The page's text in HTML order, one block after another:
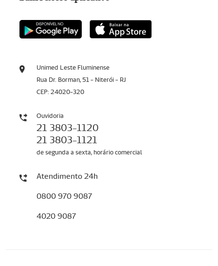
Unimed Leste Fluminense
Rua Dr. Borman, 51 - Niterói - RJ
CEP: 24020-320
Ouvidoria
21 3803-1120
21 3803-1121
de segunda a sexta, horário comercial
Atendimento 24h
0800 970 9087
4020 9087